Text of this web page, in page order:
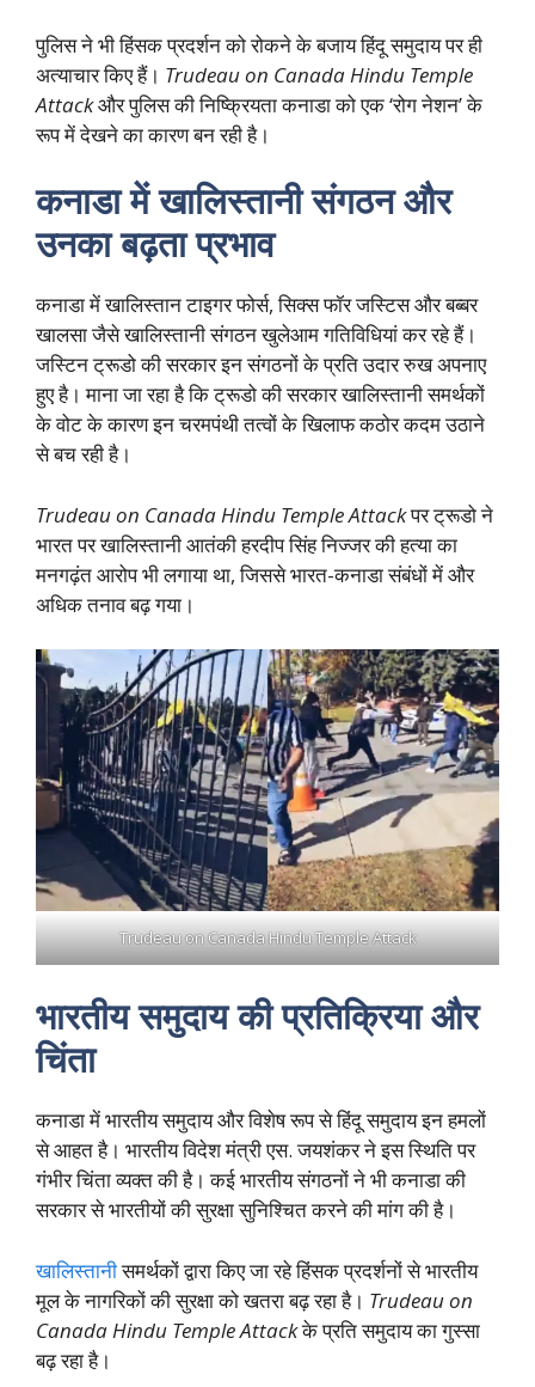
पुलिस ने भी हिंसक प्रदर्शन को रोकने के बजाय हिंदू समुदाय पर ही
अत्याचार किए हैं। Trudeau on Canada Hindu Temple
Attackऔर पुलिस की निष्क्रियता कनाडा को एक ‘रोग नेशन’ के
रूप में देखने का कारण बन रही है।
कनाडा में खालिस्तानी संगठन और
उनका बढ़ता प्रभाव
कनाडा में खालिस्तान टाइगर फोर्स, सिक्स फॉर जस्टिस और बब्बर
खालसा जैसे खालिस्तानी संगठन खुलेआम गतिविधियां कर रहे हैं।
जस्टिन ट्रूडो की सरकार इन संगठनों के प्रति उदार रुख अपनाए
हुए है। माना जा रहा है कि ट्रूडो की सरकार खालिस्तानी समर्थकों
के वोट के कारण इन चरमपंथी तत्वों के खिलाफ कठोर कदम उठाने
से बच रही है।
Trudeau on Canada Hindu Temple Attackपर ट्रूडो ने
भारत पर खालिस्तानी आतंकी हरदीप सिंह निज्जर की हत्या का
मनगढ़ंत आरोप भी लगाया था, जिससे भारत-कनाडा संबंधों में और
अधिक तनाव बढ़ गया।
Trudeau on Canada Hindu Temple Attack
भारतीय समुदाय की प्रतिक्रिया और
चिंता
कनाडा में भारतीय समुदाय और विशेष रूप से हिंदू समुदाय इन हमलों
से आहत है। भारतीय विदेश मंत्री एस. जयशंकर ने इस स्थिति पर
गंभीर चिंता व्यक्त की है। कई भारतीय संगठनों ने भी कनाडा की
सरकार से भारतीयों की सुरक्षा सुनिश्चित करने की मांग की है।
खालिस्तानीसमर्थकों द्वारा किए जा रहे हिंसक प्रदर्शनों से भारतीय
मूल के नागरिकों की सुरक्षा को खतरा बढ़ रहा है। Trudeau on
Canada Hindu Temple Attackके प्रति समुदाय का गुस्सा
बढ़ रहा है।